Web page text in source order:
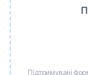
Підтримувані